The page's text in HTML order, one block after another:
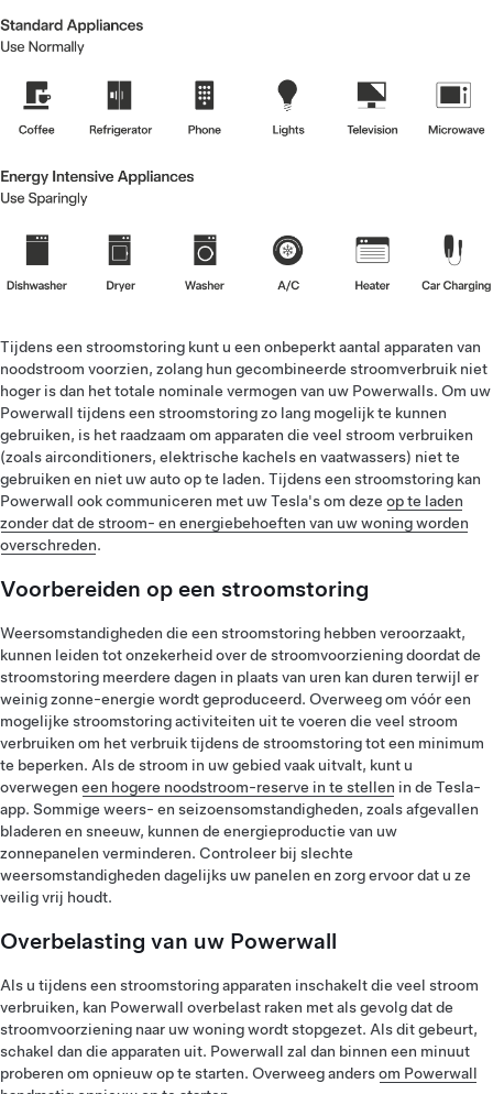
Tijdens een stroomstoring kunt u een onbeperkt aantal apparaten van
noodstroom voorzien, zolang hun gecombineerde stroomverbruik niet
hoger is dan het totale nominale vermogen van uw Powerwalls. Om uw
Powerwall tijdens een stroomstoring zo lang mogelijk te kunnen
gebruiken, is het raadzaam om apparaten die veel stroom verbruiken
(zoals airconditioners, elektrische kachels en vaatwassers) niet te
gebruiken en niet uw auto op te laden. Tijdens een stroomstoring kan
Powerwall ook communiceren met uw Tesla's om deze op te laden
zonder dat de stroom- en energiebehoeften van uw woning worden
overschreden.
Voorbereiden op een stroomstoring
Weersomstandigheden die een stroomstoring hebben veroorzaakt,
kunnen leiden tot onzekerheid over de stroomvoorziening doordat de
stroomstoring meerdere dagen in plaats van uren kan duren terwijl er
weinig zonne-energie wordt geproduceerd. Overweeg om vóór een
mogelijke stroomstoring activiteiten uit te voeren die veel stroom
verbruiken om het verbruik tijdens de stroomstoring tot een minimum
te beperken. Als de stroom in uw gebied vaak uitvalt, kunt u
overwegen een hogere noodstroom-reserve in te stellen in de Tesla-
app. Sommige weers- en seizoensomstandigheden, zoals afgevallen
bladeren en sneeuw, kunnen de energieproductie van uw
zonnepanelen verminderen. Controleer bij slechte
weersomstandigheden dagelijks uw panelen en zorg ervoor dat u ze
veilig vrij houdt.
Overbelasting van uw Powerwall
Als u tijdens een stroomstoring apparaten inschakelt die veel stroom
verbruiken, kan Powerwall overbelast raken met als gevolg dat de
stroomvoorziening naar uw woning wordt stopgezet. Als dit gebeurt,
schakel dan die apparaten uit. Powerwall zal dan binnen een minuut
proberen om opnieuw op te starten. Overweeg andersom Powerwall